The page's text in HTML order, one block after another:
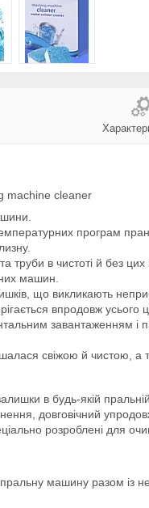
machine cleaner
програм
труби в чистоті й без цих
машин.
що викликають
впродовж
завантаженням
свіжою й чистою, а
в будь-якій
довговічний
розроблені для
машину разом із